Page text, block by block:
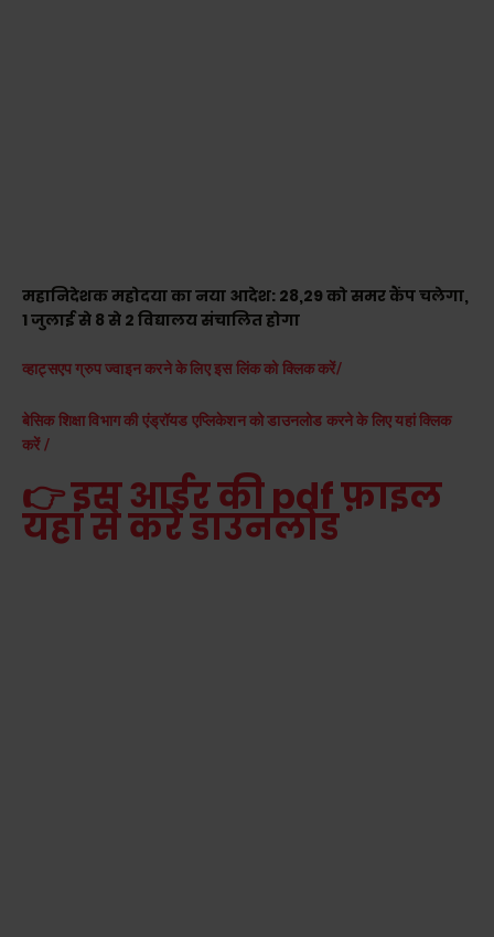
महानिदेशक महोदया का नया आदेश: 28,29 को समर कैंप चलेगा,
1 जुलाई से 8 से 2 विद्यालय संचालित होगा
व्हाट्सएप ग्रुप ज्वाइन करने के लिए इस लिंक को क्लिक करें/
बेसिक शिक्षा विभाग की एंड्रॉयड एप्लिकेशन को डाउनलोड करने के लिए यहां क्लिक
करें /
👉 इस आर्डर की pdf फ़ाइल
यहां से करें डाउनलोड